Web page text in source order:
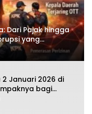
Dari Pajak hingga
yang
2 Januari 2026 di
bagi
Aturan Kunci